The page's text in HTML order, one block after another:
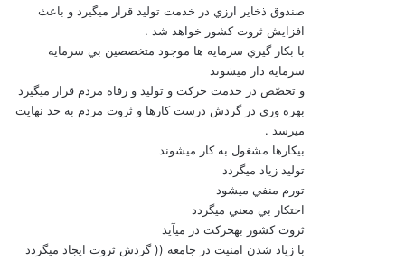
صندوق ذخاير ارزي در خدمت توليد قرار مي‏گيرد و باعث
افزايش ثروت كشور خواهد شد .
با بكار گيري سرمايه ها موجود متخصصين بي سرمايه
سرمايه دار مي‏شوند
و تخصّص در خدمت حركت و توليد و رفاه مردم قرار مي‏گيرد
بهره وري در گردش درست كارها و ثروت مردم به حد نهايت
مي‏رسد .
بيكارها مشغول به کار مي‏شوند
توليد زياد مي‏گردد
تورم منفي مي‏شود
احتكار بي معني مي‏گردد
ثروت كشور به‏حركت در مي‏آيد
با زياد شدن امنيت در جامعه (( گردش ثروت ايجاد مي‏گردد